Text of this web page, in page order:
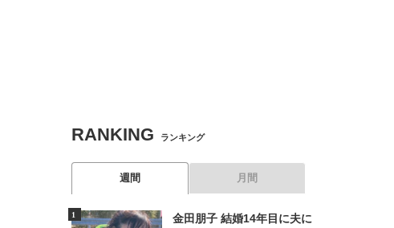
RANKING ランキング
週間 月間
金田朋子 結婚14年目に夫に